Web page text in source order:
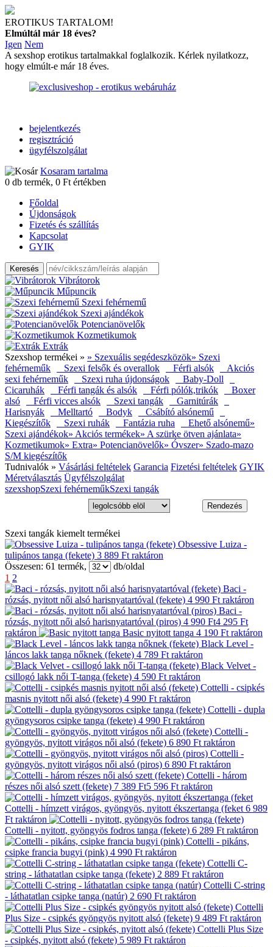
EROTIKUS TARTALOM!
Elmúltál már 18 éves?
Igen Nem
A sexshop erotikus tartalmakkal foglalkozik. Kérlek nyilatkozz,
hogy elmúlt-e már 18 éves.
bejelentkezés
regisztráció
ügyfélszolgálat
Kosaram tartalma
0 db termék, 0 Ft értékben
Főoldal
Újdonságok
Fizetés és szállítás
Kapcsolat
GYIK
Vibrátorok
Műpuncik
Szexi fehérnemű
Szexi ajándékok
Potencianövelők
Kozmetikumok
Extrák
Szexshop termékei » » Szexuális segédeszközök» Szexi
fehérneműk
Szexi felsők és overallok Férfi alsók
Akciós
sexi fehérneműk
Szexi ruha újdonságok
Baby-Doll
Cicaruhák
Férfi tangák és alsók Férfi pólók,trikók
Boxer
alsó
Férfi vicces alsók Szexi tangák
Garnitúrák
Harisnyák
Melltartó Bodyk
Csábító alsónemű
Kiegészítők
Szexi ruhák Fantázia ruha Ehető alsónemű»
Szexi ajándékok» Akciós termékek» A szürke ötven ajánlata»
Kozmetikumok» Extra» Potencianövelők» Óvszer» Szado-mazo
S/M kiegészítők
Tudnivalók » Vásárlási feltételek Garancia Fizetési feltételek GYIK
Méretválasztás Ügyfélszolgálat
szexshopSzexi fehérneműkSzexi tangák
Szexi tangák kiemelt termékei
Obsessive Luiza -
tulipános tanga (fekete) 3 889 Ft raktáron
Összesen: 61 termék,
db/oldal
1 2
Baci -
rózsás, nyitott női alsó harisnyatartóval (fekete) 4 990 Ft raktáron
Baci -
rózsás, nyitott női alsó harisnyatartóval (piros) 4 990 Ft4 295 Ft
raktáron
Basic nyitott tanga 4 190 Ft raktáron
Black Level -
láncos lakk tanga nőknek (fekete) 4 789 Ft raktáron
Black Velvet -
csillogó lakk női T-tanga (fekete) 4 590 Ft raktáron
Cottelli - csipkés
masnis nyitott női alsó (fekete) 4 990 Ft raktáron
Cottelli - dupla
gyöngysoros csipke tanga (fekete) 4 990 Ft raktáron
Cottelli -
gyöngyös, nyitott virágos női alsó (fekete) 6 890 Ft raktáron
Cottelli -
gyöngyös, nyitott virágos női alsó (piros) 6 890 Ft raktáron
Cottelli - három
részes női alsó szett (fekete) 7 389 Ft5 596 Ft raktáron
Cottelli - hímzett virágos, gyöngyös, nyitott ékszertanga (feket 6 989
Ft raktáron
Cottelli - nyitott, gyöngyös fodros tanga (fekete) 6 289 Ft raktáron
Cottelli - pikáns,
csipke francia bugyi (pink) 4 990 Ft raktáron
Cottelli C-
string - láthatatlan csipke tanga (fekete) 2 889 Ft raktáron
Cottelli C-string
- láthatatlan csipke tanga (natúr) 2 690 Ft raktáron
Cottelli
Plus Size - csipkés gyöngyös nyitott alsó (fekete) 9 489 Ft raktáron
Cottelli Plus Size
- csipkés, nyitott alsó (fekete) 5 989 Ft raktáron